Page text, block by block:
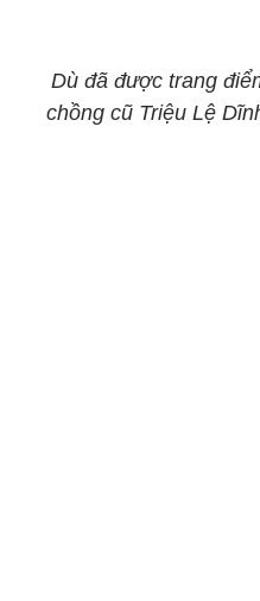
Dù đã được trang
chồng cũ Triệu Lệ